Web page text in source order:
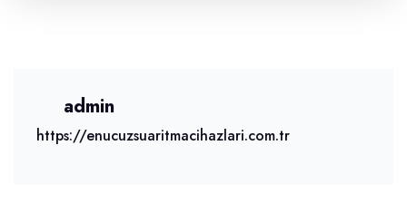
admin
https://enucuzsuaritmacihazlari.com.tr